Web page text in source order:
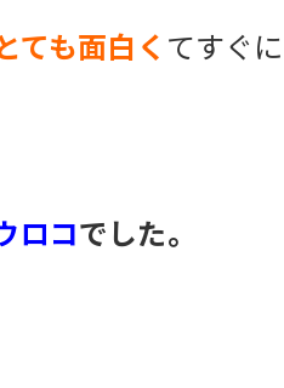
ても面白く てすぐ
ロコでした。